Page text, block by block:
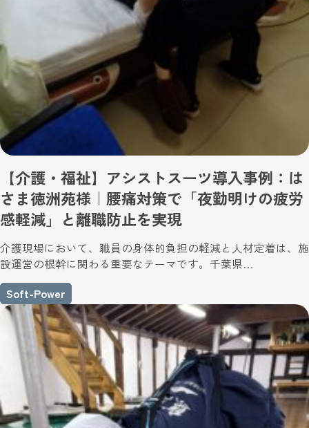
【介護・福祉】アシストスーツ導入事例：は
さま徳洲苑様｜腰痛対策で「夜勤明けの疲労
感軽減」と離職防止を実現
介護現場において、職員の身体的負担の軽減と人材定着は、施
設運営の根幹に関わる重要なテーマです。千葉県…
Soft-Power